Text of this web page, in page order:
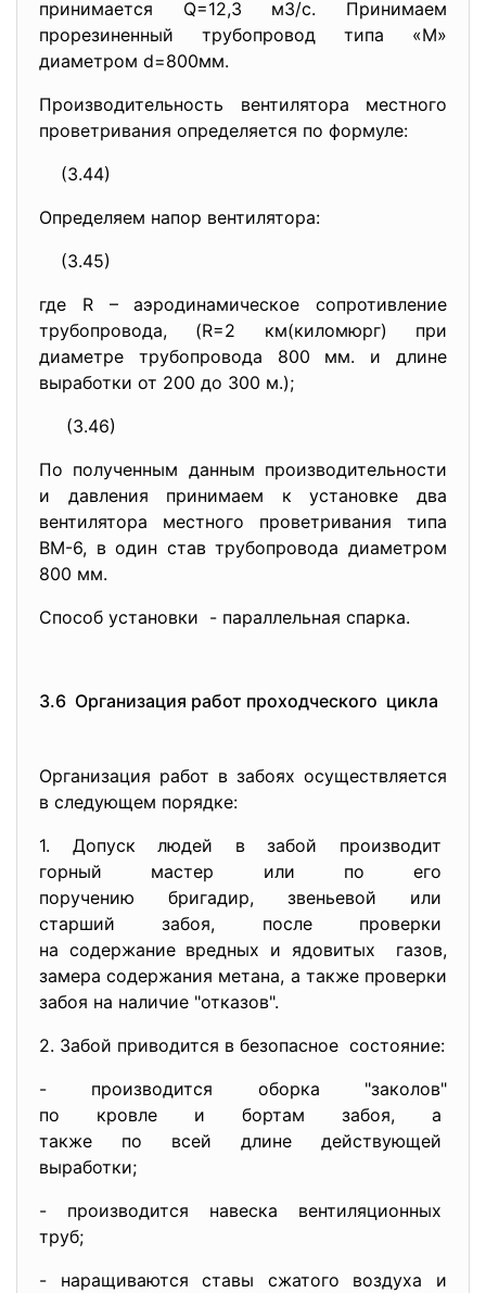
принимается Q=12,3 м3/с. Принимаем
прорезиненный трубопровод типа «М»
диаметром d=800мм.
Производительность вентилятора местного
проветривания определяется по формуле:
(3.44)
Определяем напор вентилятора:
(3.45)
где R – аэродинамическое сопротивление
трубопровода, (R=2 км(киломюрг) при
диаметре трубопровода 800 мм. и длине
выработки от 200 до 300 м.);
(3.46)
По полученным данным производительности
и давления принимаем к установке два
вентилятора местного проветривания типа
ВМ-6, в один став трубопровода диаметром
800 мм.
Способ установки - параллельная спарка.
3.6 Организация работ проходческого цикла
Организация работ в забоях осуществляется
в следующем порядке:
1. Допуск людей в забой производит
горный мастер или по его
поручению бригадир, звеньевой или
старший забоя, после проверки
на содержание вредных и ядовитых газов,
замера содержания метана, а также проверки
забоя на наличие "отказов".
2. Забой приводится в безопасное состояние:
- производится оборка "заколов"
по кровле и бортам забоя, а
также по всей длине действующей
выработки;
- производится навеска вентиляционных
труб;
- наращиваются ставы сжатого воздуха и